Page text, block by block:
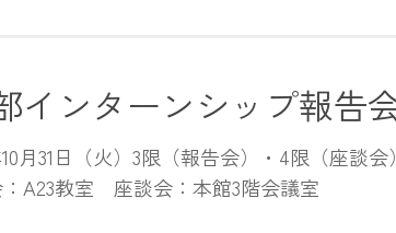
インターンシップ報告
月31日（火）3限（報告会）・4限（座談会）
A23教室 座談会：本館3階会議室